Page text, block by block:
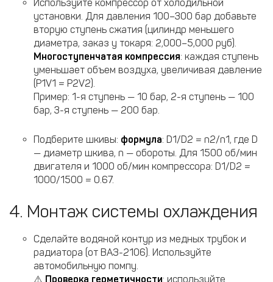
Используйте компрессор от холодильной
установки. Для давления 100–300 бар добавьте
вторую ступень сжатия (цилиндр меньшего
диаметра, заказ у токаря: 2,000–5,000 руб).
Многоступенчатая компрессия: каждая ступень
уменьшает объем воздуха, увеличивая давление
(P1V1 = P2V2).
Пример: 1-я ступень — 10 бар, 2-я ступень — 100
бар, 3-я ступень — 200 бар.
Подберите шкивы: формула: D1/D2 = n2/n1, где D
— диаметр шкива, n — обороты. Для 1500 об/мин
двигателя и 1000 об/мин компрессора: D1/D2 =
1000/1500 = 0.67.
4. Монтаж системы охлаждения
Сделайте водяной контур из медных трубок и
радиатора (от ВАЗ-2106). Используйте
автомобильную помпу.
⚠️ Проверка герметичности: используйте